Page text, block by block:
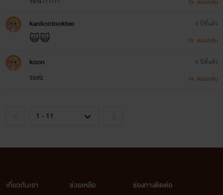
kankontooktee
🙀🙀
4 ปีที่แล้ว
ตอบกลับ
koon
รอค่ะ
4 ปีที่แล้ว
ตอบกลับ
เกี่ยวกับเรา
ช่วยเหลือ
ช่องทางติดต่อ